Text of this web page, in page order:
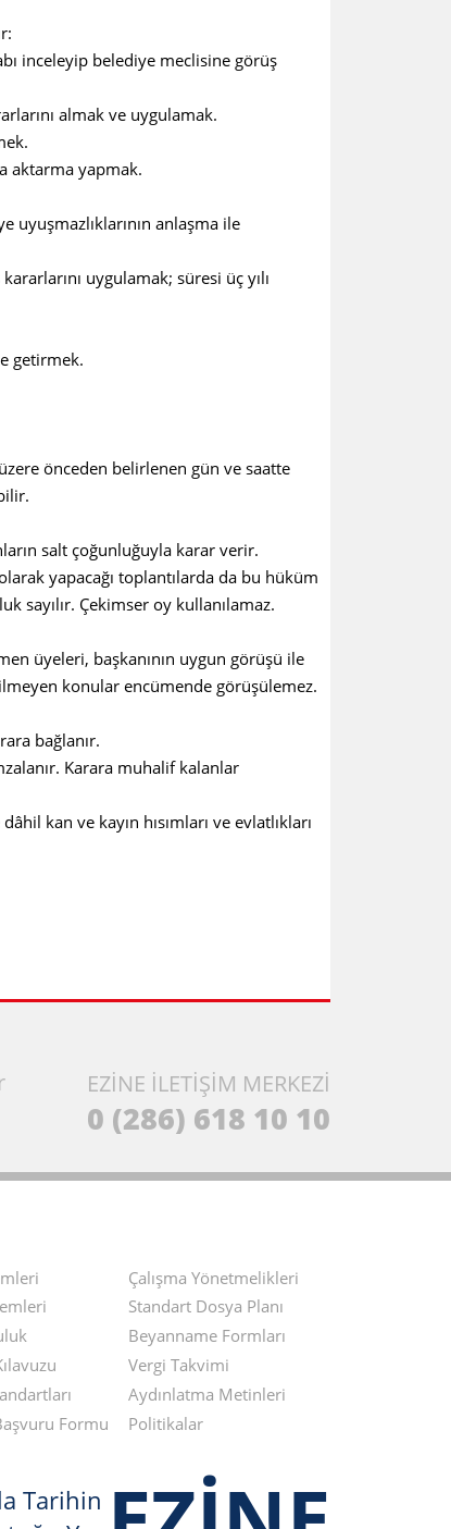
inceleyip belediye meclisine görüş
almak ve uygulamak.
aktarma yapmak.
anlaşma ile
uygulamak; süresi üç yılı
getirmek.
önceden belirlenen gün ve saatte
salt çoğunluğuyla karar verir.
yapacağı toplantılarda da bu hüküm
sayılır. Çekimser oy kullanılamaz.
üyeleri, başkanının uygun görüşü ile
konular encümende görüşülemez.
bağlanır.
Karara muhalif kalanlar
kan ve kayın hısımları ve evlatlıkları
EZİNE İLETİŞİM MERKEZİ
0 (286) 618 10 10
Çalışma Yönetmelikleri
Standart Dosya Planı
Beyanname Formları
Vergi Takvimi
Aydınlatma Metinleri
Formu
Politikalar
Tarihin